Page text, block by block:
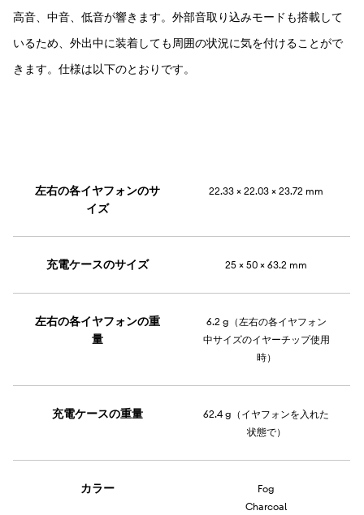
高音、中音、低音が響きます。外部音取り込みモードも搭載して
いるため、外出中に装着しても周囲の状況に気を付けることがで
きます。仕様は以下のとおりです。
左右の各イヤフォンのサ
イズ
22.33 × 22.03 × 23.72 mm
充電ケースのサイズ 25 × 50 × 63.2 mm
左右の各イヤフォンの重
量
6.2 g（左右の各イヤフォン
中サイズのイヤーチップ使用
時）
充電ケースの重量
62.4 g（イヤフォンを入れた
状態で）
カラー
Fog
Charcoal